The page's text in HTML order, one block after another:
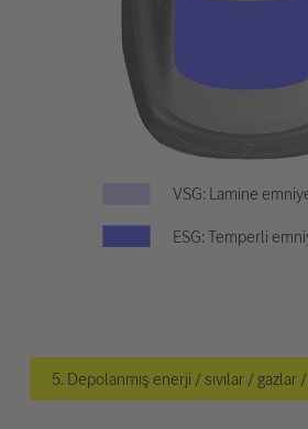
VSG: Lamine
ESG: Temperli
5. Depolanmış enerji / sıvılar / gazlar